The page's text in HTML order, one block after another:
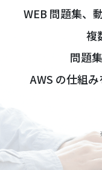
WEB 問題集、
複
問題
AWS の仕組